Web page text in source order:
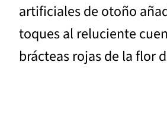
artificiales de otoño
toques al reluciente
brácteas rojas de la flor